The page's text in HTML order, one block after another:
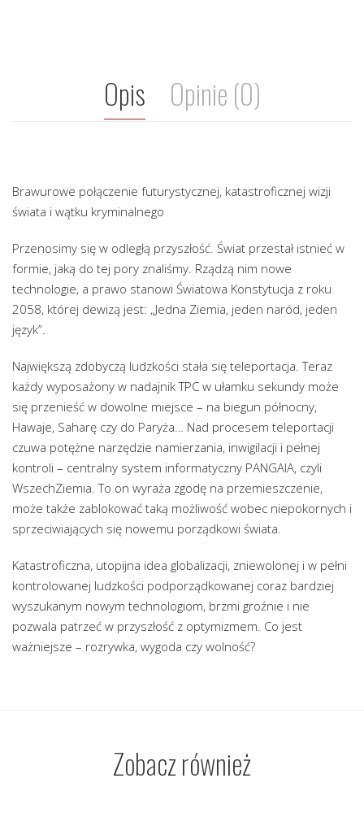
Opis Opinie (0)
Brawurowe połączenie futurystycznej, katastroficznej wizji
świata i wątku kryminalnego
Przenosimy się w odległą przyszłość. Świat przestał istnieć w
formie, jaką do tej pory znaliśmy. Rządzą nim nowe
technologie, a prawo stanowi Światowa Konstytucja z roku
2058, której dewizą jest: „Jedna Ziemia, jeden naród, jeden
język”.
Największą zdobyczą ludzkości stała się teleportacja. Teraz
każdy wyposażony w nadajnik TPC w ułamku sekundy może
się przenieść w dowolne miejsce – na biegun północny,
Hawaje, Saharę czy do Paryża… Nad procesem teleportacji
czuwa potężne narzędzie namierzania, inwigilacji i pełnej
kontroli – centralny system informatyczny PANGAIA, czyli
WszechZiemia. To on wyraża zgodę na przemieszczenie,
może także zablokować taką możliwość wobec niepokornych i
sprzeciwiających się nowemu porządkowi świata.
Katastroficzna, utopijna idea globalizacji, zniewolonej i w pełni
kontrolowanej ludzkości podporządkowanej coraz bardziej
wyszukanym nowym technologiom, brzmi groźnie i nie
pozwala patrzeć w przyszłość z optymizmem. Co jest
ważniejsze – rozrywka, wygoda czy wolność?
Zobacz również